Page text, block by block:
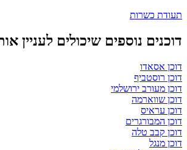
תעודת כשרות
דוכנים נוספים שיכולים לעניין
דוכן אסאדו
דוכן רוסטביף
דוכן מעורב ירושלמי
דוכן שווארמה
דוכן עראיס
דוכן המבורגרים
דוכן קבב טלה
דוכן מנגל